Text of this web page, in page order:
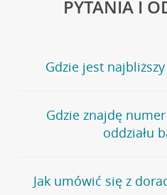
PYTANIA I
Gdzie jest
Jeśli szukasz oddziału
stronęPlacówki i bankomaty,
wygodna wyszukiwarka.
oddziałów
Gdzie znajdę
oddziału
Bank Credit Agricole nie
telefonu do placówki bankowej.
Jak umówić się z